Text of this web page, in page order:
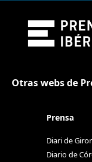
Otras webs de
Prensa
Diari de
Diario de